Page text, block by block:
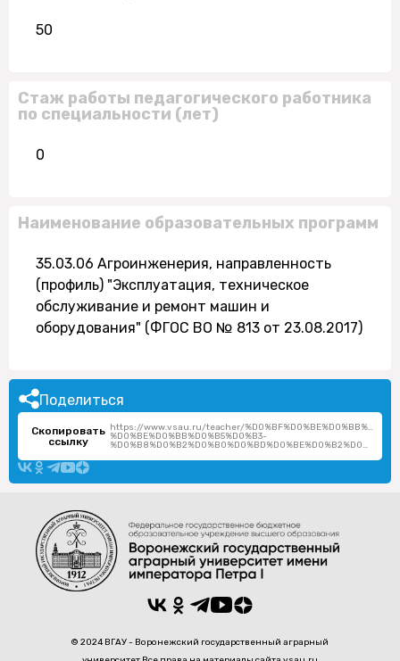
50
Стаж работы педагогического работника
по специальности (лет)
0
Наименование образовательных программ
35.03.06 Агроинженерия, направленность
(профиль) "Эксплуатация, техническое
обслуживание и ремонт машин и
оборудования" (ФГОС ВО № 813 от 23.08.2017)
Поделиться
Скопировать
ссылку
https://www.vsau.ru/teacher/
%D0%BE%D0%BB%D0%B5%D0%B3-
%D0%B8%D0%B2%D0%B0%D0%BD%D0%BE%D0%B2%D0%B8%D1%87/
© 2024 ВГАУ - Воронежский государственный аграрный